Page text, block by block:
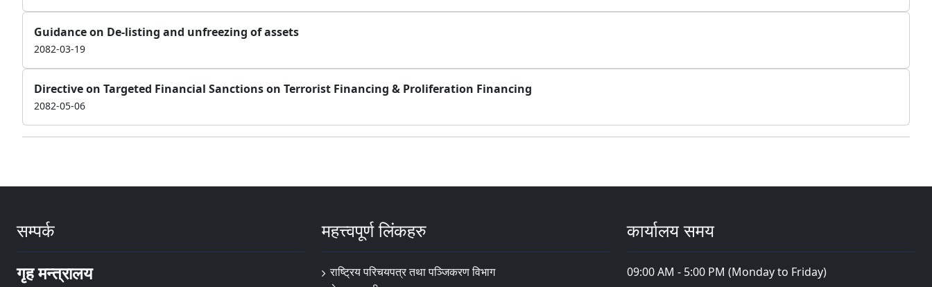
Guidance on De-listing and unfreezing of assets
2082-03-19
Directive on Targeted Financial Sanctions on Terrorist Financing & Proliferation Financing
2082-05-06
सम्पर्क
गृह मन्त्रालय
महत्त्वपूर्ण लिंकहरु
राष्ट्रिय परिचयपत्र तथा पञ्‍जिकरण विभाग
कार्यालय समय
09:00 AM - 5:00 PM (Monday to Friday)